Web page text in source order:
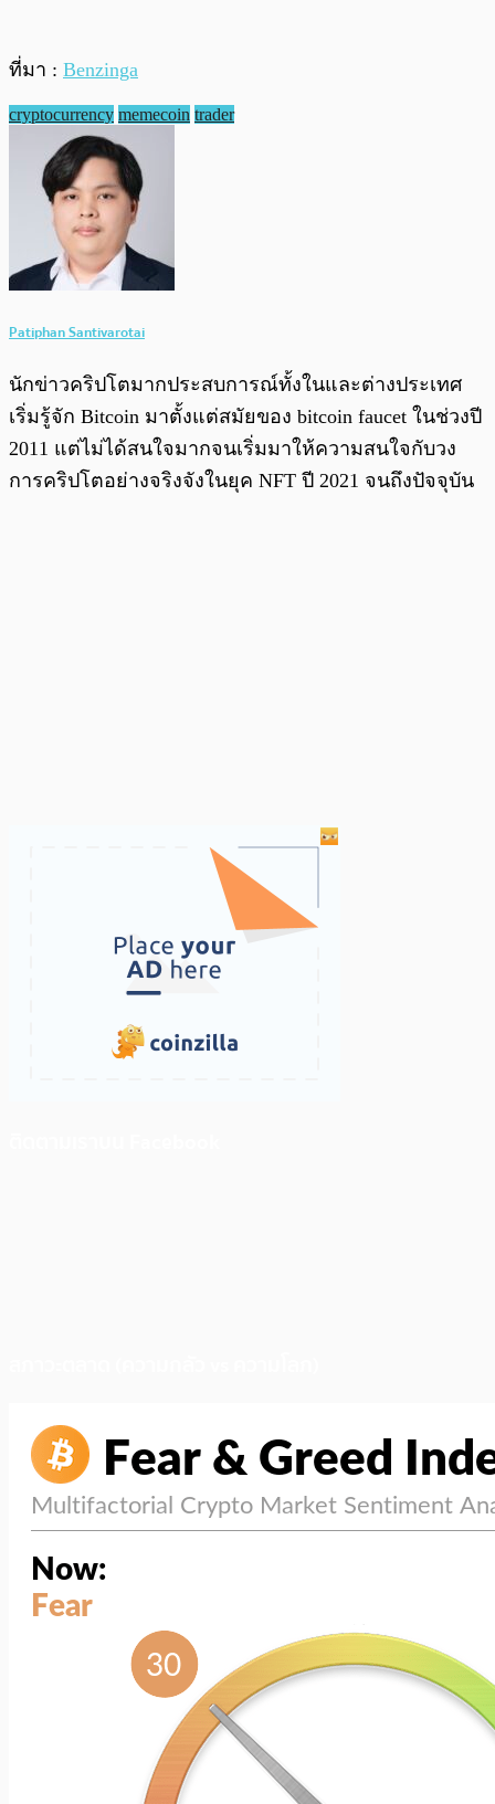
ที่มา : Benzinga
cryptocurrency memecoin trader
Patiphan Santivarotai
นักข่าวคริปโตมากประสบการณ์ทั้งในและต่างประเทศ
เริ่มรู้จัก Bitcoin มาตั้งแต่สมัยของ bitcoin faucet ในช่วงปี
2011 แต่ไม่ได้สนใจมากจนเริ่มมาให้ความสนใจกับวง
การคริปโตอย่างจริงจังในยุค NFT ปี 2021 จนถึงปัจจุบัน